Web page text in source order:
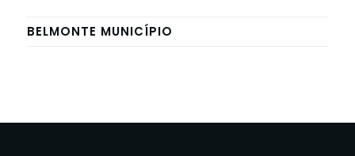
BELMONTE MUNICÍPIO